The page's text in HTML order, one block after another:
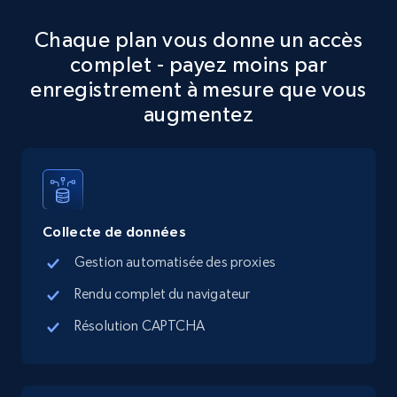
Google Maps full information
Place id, URL, Country, Name, Category,
Address, Description, Business details, and
13.3K+
Google Maps full information - discover
Place id, URL, Country, Name, Category,
Address, Description, Business details, and
Chaque plan vous donne un accès
complet - payez moins par
enregistrement à mesure que vous
augmentez
Collecte de données
Gestion automatisée des proxies
Rendu complet du navigateur
Résolution CAPTCHA